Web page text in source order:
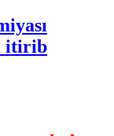
itirib